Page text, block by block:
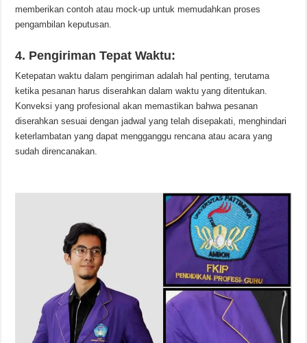
memberikan contoh atau mock-up untuk memudahkan proses
pengambilan keputusan.
4. Pengiriman Tepat Waktu:
Ketepatan waktu dalam pengiriman adalah hal penting, terutama
ketika pesanan harus diserahkan dalam waktu yang ditentukan.
Konveksi yang profesional akan memastikan bahwa pesanan
diserahkan sesuai dengan jadwal yang telah disepakati, menghindari
keterlambatan yang dapat mengganggu rencana atau acara yang
sudah direncanakan.